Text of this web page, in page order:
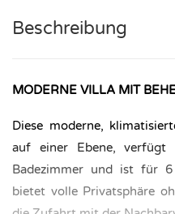
Beschreibung
MODERNE VILLA MIT
Diese moderne,
auf einer Ebene,
Badezimmer und ist für
bietet volle Privatsphäre